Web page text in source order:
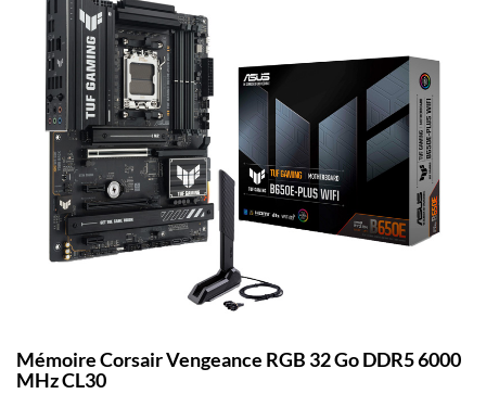
Mémoire Corsair Vengeance RGB 32 Go DDR5 6000
MHz CL30